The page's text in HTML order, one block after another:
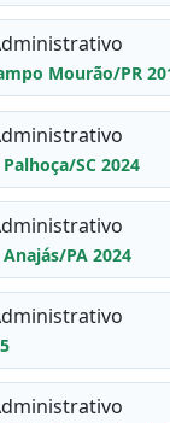
Mourão/PR
SC 2024
PA 2024